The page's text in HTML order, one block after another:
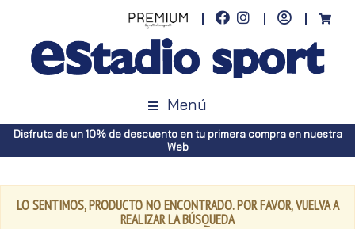
Menú
Disfruta de un 10% de descuento en tu primera compra en nuestra
Web
LO SENTIMOS, PRODUCTO NO ENCONTRADO. POR FAVOR, VUELVA A
REALIZAR LA BÚSQUEDA